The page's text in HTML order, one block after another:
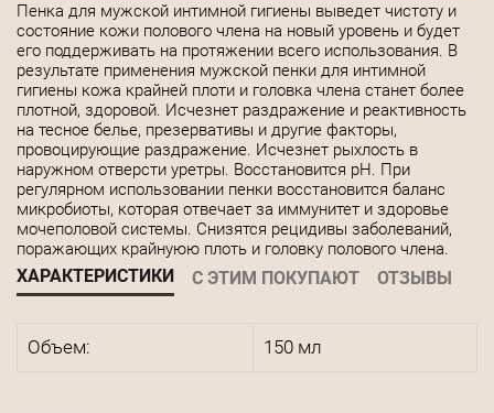
Пенка для мужской интимной гигиены выведет чистоту и
состояние кожи полового члена на новый уровень и будет
его поддерживать на протяжении всего использования. В
результате применения мужской пенки для интимной
гигиены кожа крайней плоти и головка члена станет более
плотной, здоровой. Исчезнет раздражение и реактивность
на тесное белье, презервативы и другие факторы,
провоцирующие раздражение. Исчезнет рыхлость в
наружном отверсти уретры. Восстановится pH. При
регулярном использовании пенки восстановится баланс
микробиоты, которая отвечает за иммунитет и здоровье
мочеполовой системы. Снизятся рецидивы заболеваний,
поражающих крайнуюю плоть и головку полового члена.
ХАРАКТЕРИСТИКИ С ЭТИМ ПОКУПАЮТ ОТЗЫВЫ
Объем: 150 мл